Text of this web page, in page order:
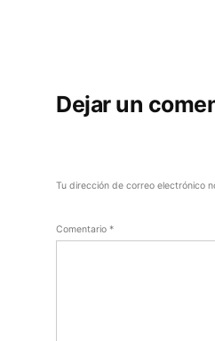
Dejar un
Tu dirección de correo electrónico
Comentario *